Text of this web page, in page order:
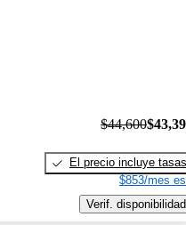
$44,600
El precio incluye tasas
$853/mes
Verif. disponibilidad